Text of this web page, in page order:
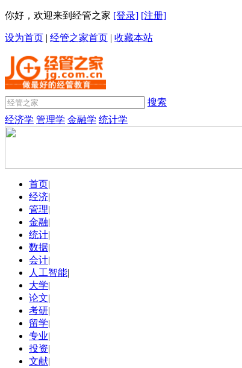
你好，欢迎来到经管之家 [登录] [注册]
设为首页 | 经管之家首页 | 收藏本站
搜索
经济学 管理学 金融学 统计学
首页|
经济|
管理|
金融|
统计|
数据|
会计|
人工智能|
大学|
论文|
考研|
留学|
专业|
投资|
文献|